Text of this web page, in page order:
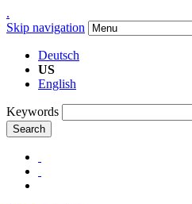
.
Skip navigation
Deutsch
US
English
Keywords
Search